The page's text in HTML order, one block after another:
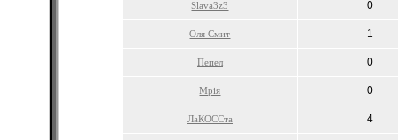
Slava3z3 0
Оля Смит 1
Пепел 0
Мрія 0
ЛаКОССта 4